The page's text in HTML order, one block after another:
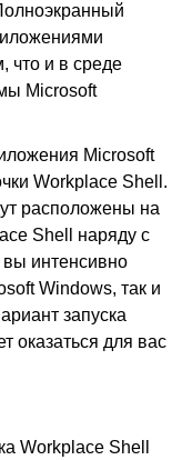
что и в среде
Microsoft
Microsoft
Workplace Shell.
расположены на
Shell наряду с
интенсивно
Windows, так и
запуска
оказаться для вас
Workplace Shell